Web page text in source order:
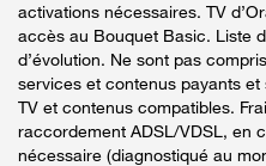
activations nécessaires. TV
accès au Bouquet Basic. Liste
d’évolution. Ne sont pas
services et contenus payants
TV et contenus compatibles.
raccordement ADSL/VDSL, en
nécessaire (diagnostiqué au